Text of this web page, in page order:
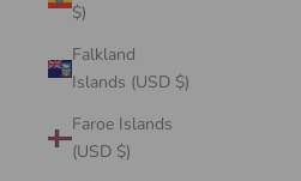
$)
Falkland
Islands (USD $)
Faroe Islands
(USD $)